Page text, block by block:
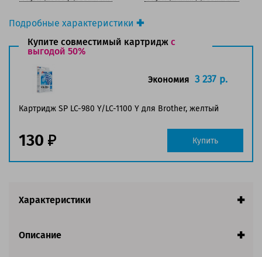
Подробные характеристики
Производитель принтера:Brother
Производитель:Brother
Вид товара:
Оригинальность:
Оригинальный
Желтый
Ресурс:750 страниц формата А4 при 5%
Совместим с аппаратами
Купите совместимый картридж с
выгодой 50%
Картридж SP LC-980 Y/LC-1100 Y для Brother, желтый
Экономия 3 237 р.
130 Купить
Характеристики
Описание